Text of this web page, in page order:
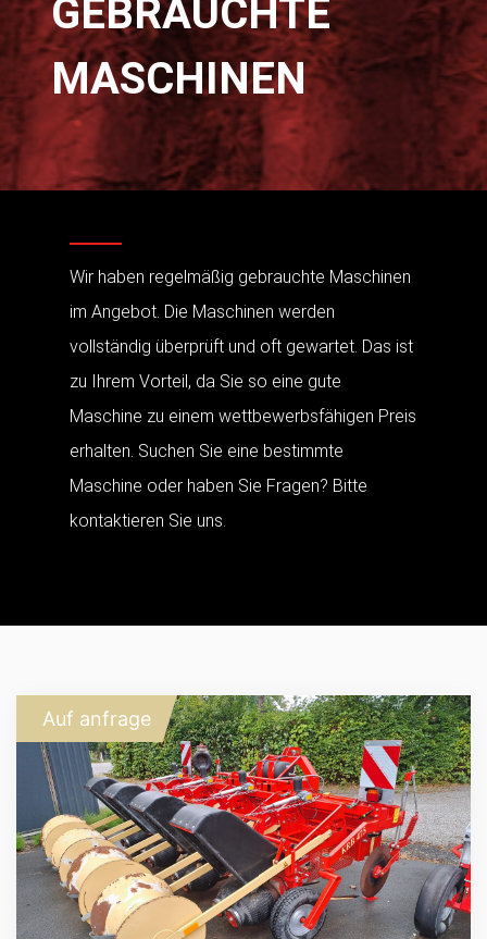
GEBRAUCHTE
MASCHINEN
Wir haben regelmäßig gebrauchte Maschinen
im Angebot. Die Maschinen werden
vollständig überprüft und oft gewartet. Das ist
zu Ihrem Vorteil, da Sie so eine gute
Maschine zu einem wettbewerbsfähigen Preis
erhalten. Suchen Sie eine bestimmte
Maschine oder haben Sie Fragen? Bitte
kontaktieren Sie uns.
Auf anfrage